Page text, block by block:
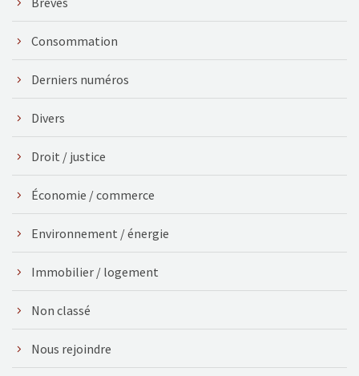
Consommation
Derniers numéros
Divers
Droit / justice
Économie / commerce
Environnement / énergie
Immobilier / logement
Non classé
Nous rejoindre